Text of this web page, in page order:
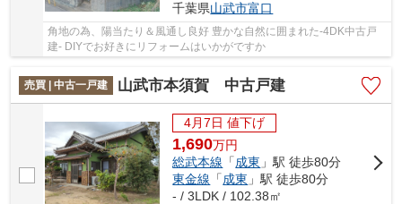
千葉県山武市富口
角地の為、陽当たり＆風通し良好 豊かな自然に囲まれた-4DK中古戸
建- DIYでお好きにリフォームはいかがですか
売買 | 中古一戸建 山武市本須賀 中古戸建
4月7日 値下げ
1,690万円
総武本線 「成東 」駅 徒歩80分
東金線 「成東 」駅 徒歩80分
- / 3LDK / 102.38㎡